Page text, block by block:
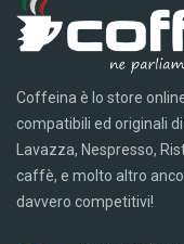
Coffeina è lo store
compatibili ed originali
Lavazza, Nespresso,
caffè, e molto altro
davvero competitivi!